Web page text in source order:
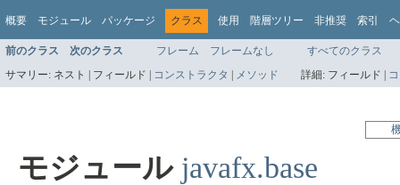
概要 モジュール パッケージ クラス 使用 階層ツリー 非推奨 索引
前のクラス 次のクラス フレーム フレームなし
すべてのクラス
サマリー: ネスト | フィールド | コンストラクタ | メソッド 詳細: フィールド |
モジュール javafx.base